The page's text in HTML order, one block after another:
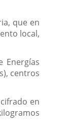
que en
local,
Energías
centros
en